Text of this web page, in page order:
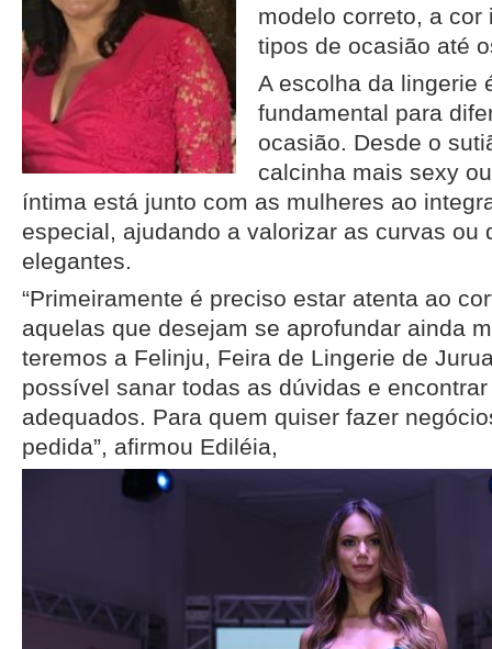
modelo correto, a
tipos de ocasião até
A escolha da lingerie
fundamental para
ocasião. Desde o
calcinha mais sexy
íntima está junto com as mulheres ao
especial, ajudando a valorizar as curvas ou
elegantes.
“Primeiramente é preciso estar atenta ao
aquelas que desejam se aprofundar ainda
teremos a Felinju, Feira de Lingerie de
possível sanar todas as dúvidas e
adequados. Para quem quiser fazer
pedida”, afirmou Ediléia,